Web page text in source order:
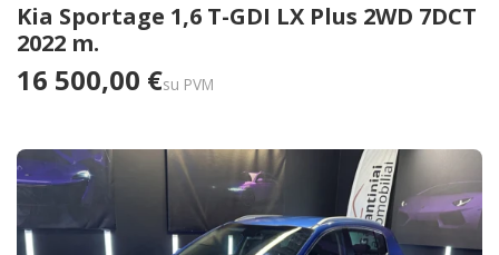
Kia Sportage 1,6 T-GDI LX Plus 2WD 7DCT
2022 m.
16 500,00 €su PVM